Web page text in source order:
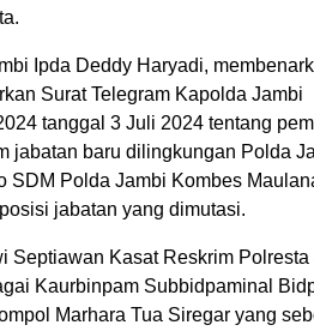
Ipda Deddy Haryadi,
Surat Telegram Kapolda Jambi
tanggal 3 Juli 2024 tentang
jabatan baru dilingkungan Polda
SDM Polda Jambi Kombes
jabatan yang dimutasi.
Septiawan Kasat Reskrim
Kaurbinpam Subbidpaminal
Marhara Tua Siregar yang